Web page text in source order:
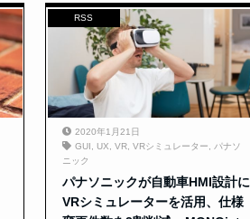
RSS
2020年1月21日
GUI
UX VR, VRシミュレーター
パナソ
ニック
パナソニックが自動車HMI設計に
VRシミュレーターを活用、仕様